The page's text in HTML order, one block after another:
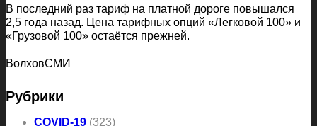
В последний раз тариф на платной дороге повышался
2,5 года назад. Цена тарифных опций «Легковой 100» и
«Грузовой 100» остаётся прежней.
ВолховСМИ
Рубрики
COVID-19 (323)